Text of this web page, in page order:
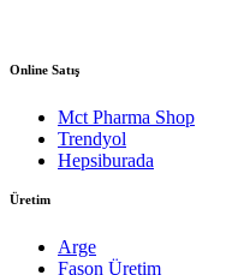
Online Satış
Mct Pharma Shop
Trendyol
Hepsiburada
Üretim
Arge
Fason Üretim